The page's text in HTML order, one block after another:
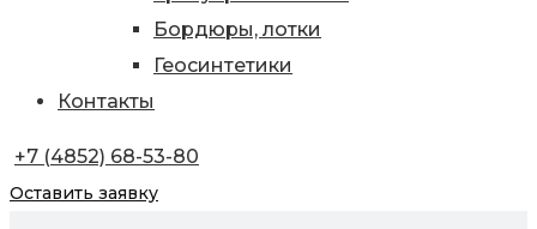
Бордюры, лотки
Геосинтетики
Контакты
+7 (4852) 68-53-80
Оставить заявку